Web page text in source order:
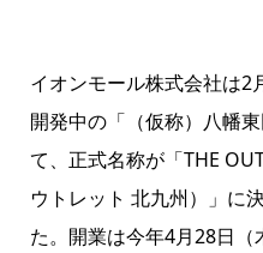
イオンモール株式会社は2
開発中の「（仮称）八幡
て、正式名称が「THE
ウトレット 北九州）」に
た。開業は今年4月28日（